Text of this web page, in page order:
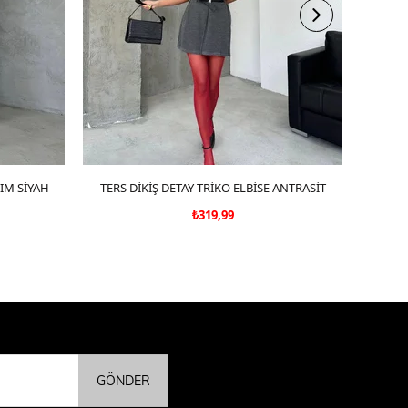
SİYAH
SEPETE EKLE
TERS DİKİŞ DETAY TRİKO ELBİSE ANTRASİT
₺319,99
GÖNDER